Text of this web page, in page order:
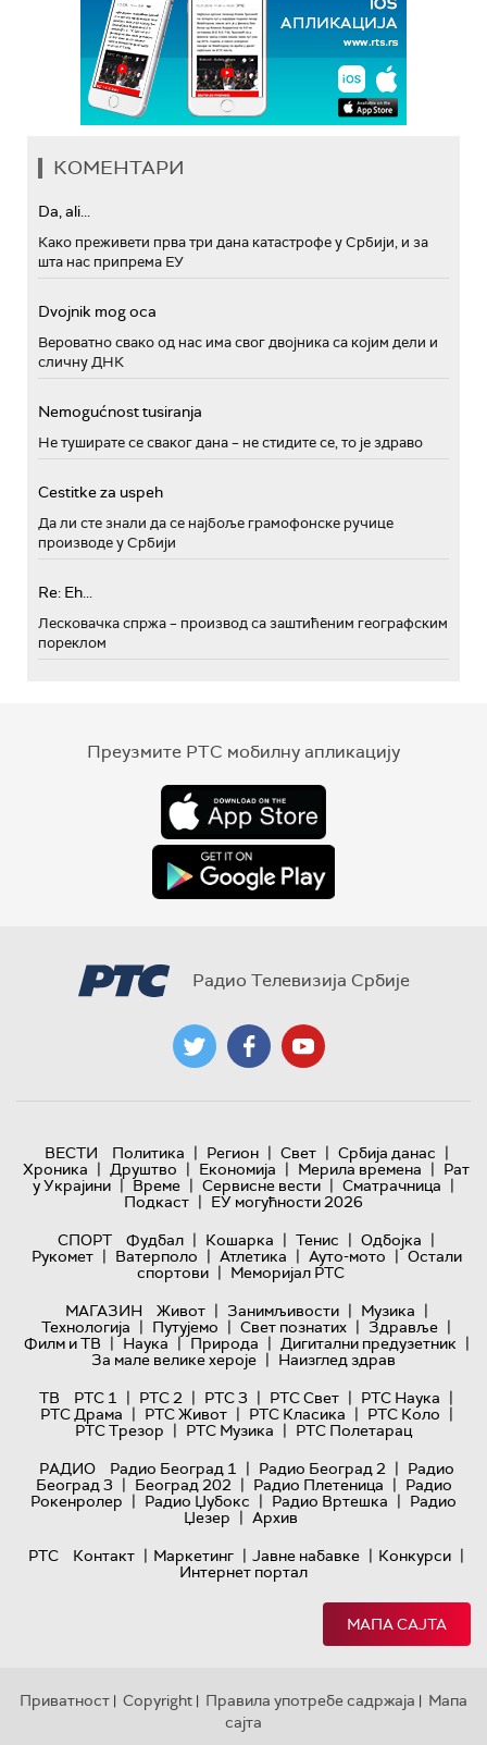
КОМЕНТАРИ
Da, ali...
Како преживети прва три дана катастрофе у Србији, и за
шта нас припрема ЕУ
Dvojnik mog oca
Вероватно свако од нас има свог двојника са којим дели и
сличну ДНК
Nemogućnost tusiranja
Не туширате се сваког дана – не стидите се, то је здраво
Cestitke za uspeh
Да ли сте знали да се најбоље грамофонске ручице
производе у Србији
Re: Eh...
Лесковачка спржа – производ са заштићеним географским
пореклом
Преузмите РТС мобилну апликацију
Радио Телевизија Србије
ВЕСТИ Политика | Регион | Свет | Србија данас |
Хроника | Друштво | Економија | Мерила времена | Рат
у Украјини | Време | Сервисне вести | Сматрачница |
Подкаст | ЕУ могућности 2026
СПОРТ
Фудбал | Кошарка | Тенис | Одбојка |
Рукомет | Ватерполо | Атлетика | Ауто-мото | Остали
спортови | Меморијал РТС
МАГАЗИН
Живот | Занимљивости | Музика |
Технологијa | Путујемо | Свет познатих | Здравље |
Филм и ТВ | Наука | Природа | Дигитални предузетник |
За мале велике хероје | Наизглед здрав
ТВ
РТС 1 | РТС 2 | РТС 3 | РТС Свет | РТС Наука |
РТС Драма | РТС Живот | РТС Класика | РТС Коло |
РТС Трезор | РТС Музика | РТС Полетарац
РАДИО
Радио Београд 1 | Радио Београд 2 | Радио
Београд 3 | Београд 202 | Радио Плетеница | Радио
Рокенролер | Радио Џубокс | Радио Вртешка | Радио
Џезер | Архив
РТС
Контакт | Маркетинг | Јавне набавке | Конкурси |
Интернет портал
МАПА САЈТА
Приватност | Copyright | Правила употребе садржаја | Мапа
сајта